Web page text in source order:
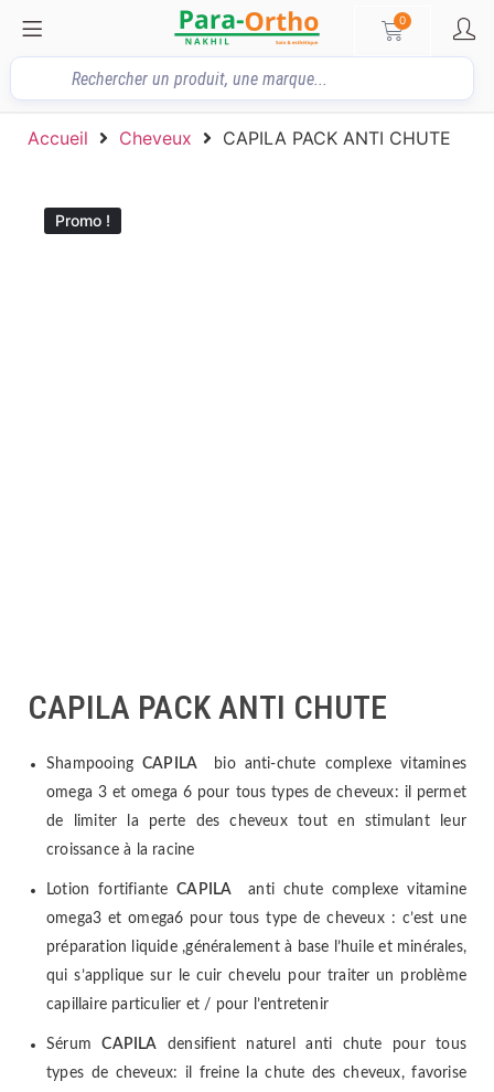
0
Accueil Cheveux CAPILA PACK ANTI CHUTE
Promo !
CAPILA PACK ANTI CHUTE
Shampooing CAPILA
bio anti-chute complexe vitamines
omega 3 et omega 6 pour tous types de cheveux: il permet
de limiter la perte des cheveux tout en stimulant leur
croissance à la racine
Lotion fortifianteCAPILA
anti chute complexe vitamine
omega3 et omega6 pour tous type de cheveux : c’est une
préparation liquide ,généralement à base l’huile et minérales,
qui s’applique sur le cuir chevelu pour traiter un problème
capillaire particulier et / pour l’entretenir
SérumCAPILA densifient naturel anti chute pour tous
types de cheveux: il freine la chute des cheveux, favorise